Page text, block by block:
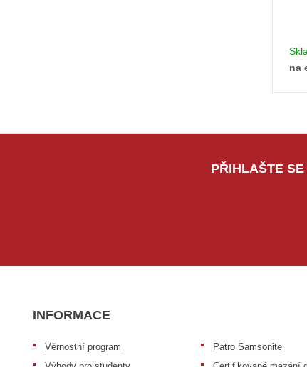
na
PŘIHLAŠTE
INFORMACE
Věrnostní program
Patro Samsonite